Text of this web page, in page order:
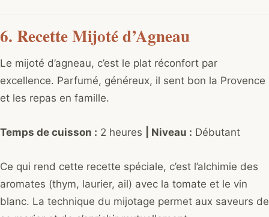
6. Recette Mijoté d’Agneau
Le mijoté d’agneau, c’est le plat réconfort par
excellence. Parfumé, généreux, il sent bon la Provence
et les repas en famille.
Temps de cuisson : 2 heures | Niveau : Débutant
Ce qui rend cette recette spéciale, c’est l’alchimie des
aromates (thym, laurier, ail) avec la tomate et le vin
blanc. La technique du mijotage permet aux saveurs de